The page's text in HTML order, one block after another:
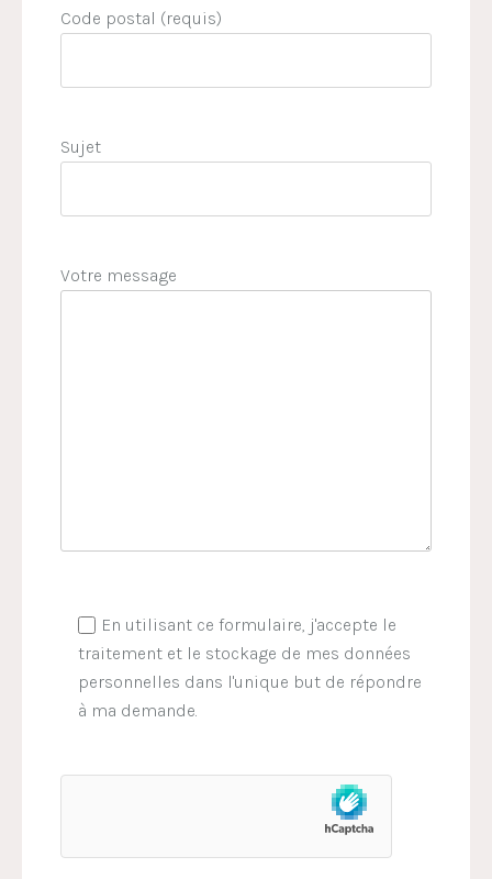
Code postal (requis)
Sujet
Votre message
En utilisant ce formulaire, j'accepte le
traitement et le stockage de mes données
personnelles dans l'unique but de répondre
à ma demande.